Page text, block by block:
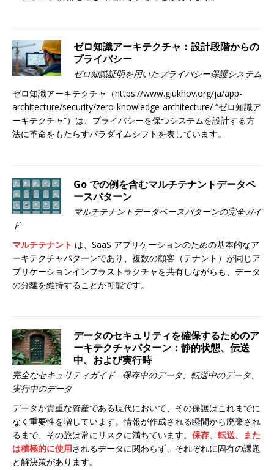
ゼロ知識アーキテクチャ：設計段階からの
プライバシー
ゼロ知識証明を用いたプライバシー保護システム
ゼロ知識アーキテクチャ（https://www.glukhov.org/ja/app-
architecture/security/zero-knowledge-architecture/ “ゼロ知識ア
ーキテクチャ”）は、プライバシーを保つシステムを設計する方
法に革命をもたらすパラダイムシフトを表しています。
Go での例を含むマルチテナントデータベ
ースパターン
マルチテナントデータベースパターンの完全ガイ
ド
マルチテナント は、SaaS アプリケーションのための基本的なア
ーキテクチャパターンであり、複数の顧客（テナント）が同じア
プリケーションインフラストラクチャを共有しながらも、データ
の分離を維持することが可能です。
データのセキュリティを確保するためのア
ーキテクチャパターン：静的状態、伝送
中、および実行時
完全なセキュリティガイド - 保存中のデータ、転送中のデータ、
実行中のデータ
データが貴重な資産である現代において、その保護はこれまでに
なく重要性を増しています。情報が作成される瞬間から廃棄され
るまで、その旅は常にリスクに満ちています。 保存、転送、また
は積極的に使用されるデータに関わらず、それぞれに固有の課題
と解決策があります。